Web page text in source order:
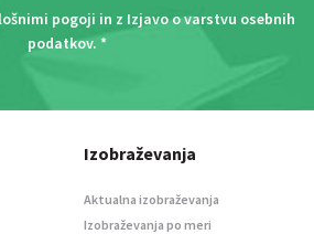
pogoji in z Izjavo o varstvu osebnih
podatkov. *
Izobraževanja
Aktualna izobraževanja
Izobraževanja po meri